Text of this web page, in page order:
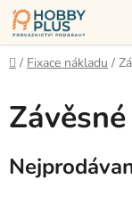
Přejít
na
obsah
Domů
/ Fixace nákladu /